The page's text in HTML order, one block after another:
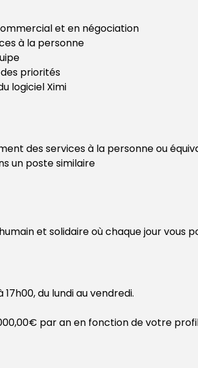
et en négociation
à la personne
priorités
logiciel Ximi
des services à la personne ou
un poste similaire
et solidaire où chaque jour vous
du lundi au vendredi.
par an en fonction de votre